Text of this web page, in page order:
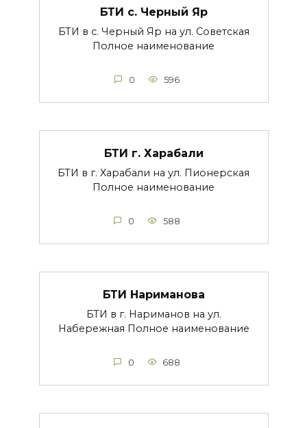
БТИ с. Черный Яр
БТИ в с. Черный Яр на ул. Советская
Полное наименование
0 596
БТИ г. Харабали
БТИ в г. Харабали на ул. Пионерская
Полное наименование
0 588
БТИ Нариманова
БТИ в г. Нариманов на ул.
Набережная Полное наименование
0 688